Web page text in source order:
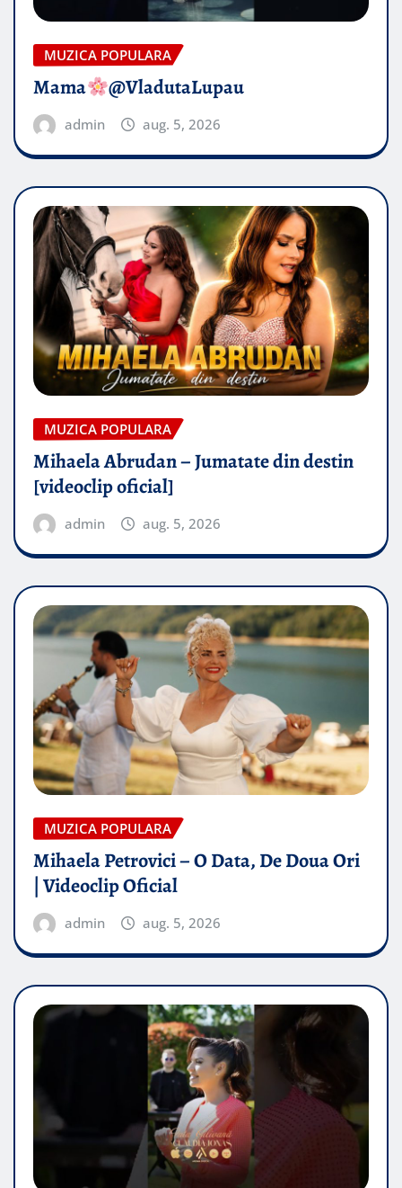
MUZICA POPULARA
Mama @VladutaLupau
admin aug. 5, 2026
MUZICA POPULARA
Mihaela Abrudan – Jumatate din destin
[videoclip oficial]
admin aug. 5, 2026
MUZICA POPULARA
Mihaela Petrovici – O Data, De Doua Ori
| Videoclip Oficial
admin aug. 5, 2026